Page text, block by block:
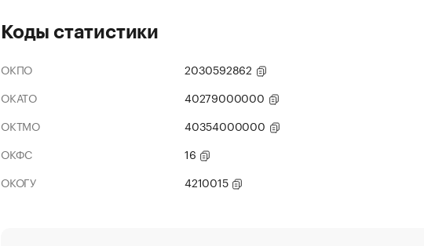
Коды статистики
ОКПО
2030592862
ОКАТО
40279000000
ОКТМО
40354000000
ОКФС
16
ОКОГУ
4210015